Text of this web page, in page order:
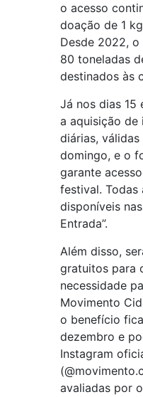
o acesso
doação de 1
Desde 2022,
80 toneladas
destinados às
Já nos dias 15
a aquisição de
diárias,
domingo, e o
garante
festival. Todas
disponíveis
Entrada”.
Além disso,
gratuitos para
necessidade
Movimento
o benefício
dezembro e
Instagram
avaliadas por